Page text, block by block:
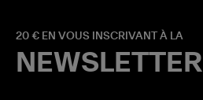
20 € EN VOUS INSCRIVANT À LA
NEWSLETTER